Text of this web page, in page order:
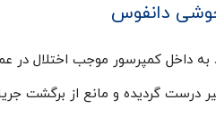
داخل کمپرسور موجب اختلال در
درست گردیده و مانع از برگشت